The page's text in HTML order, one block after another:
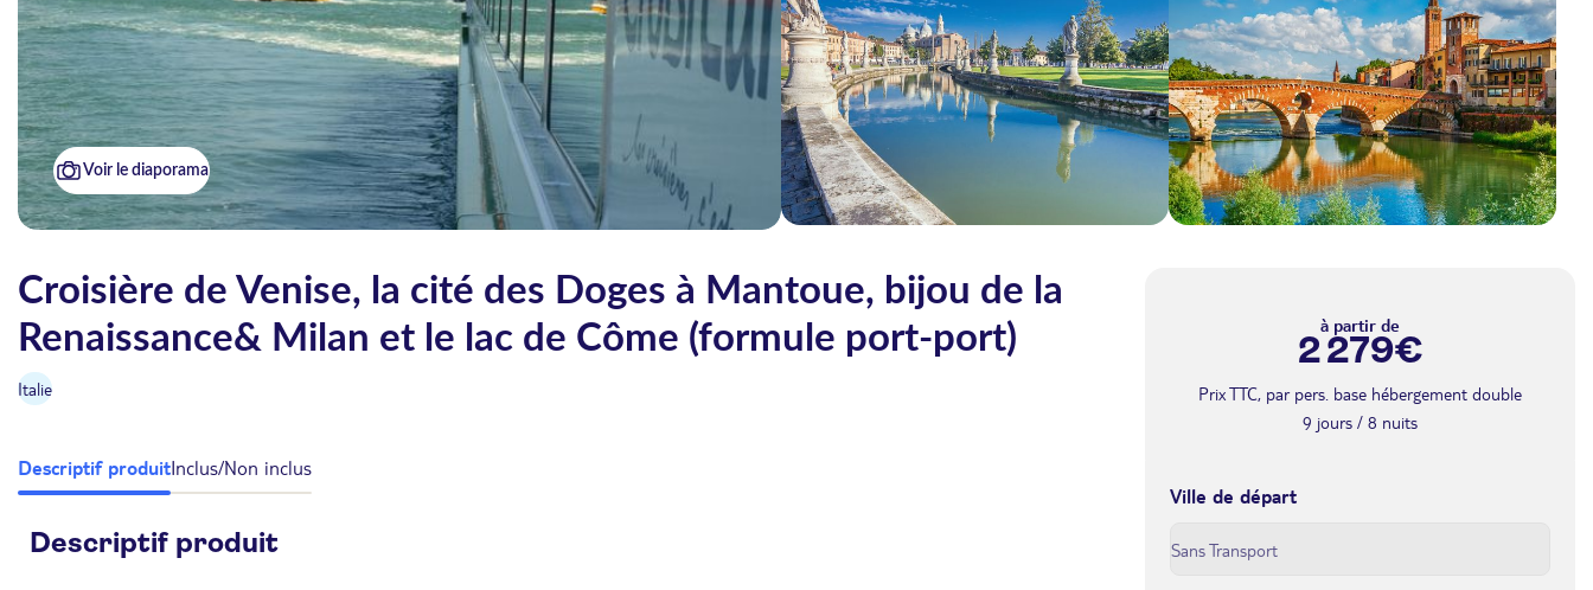
Voir le diaporama
Croisière de Venise, la cité des Doges à Mantoue, bijou de la
Renaissance& Milan et le lac de Côme (formule port-port)
Italie
Descriptif produitInclus/Non inclus
Descriptif produit
à partir de
2 279€
Prix TTC, par pers. base hébergement double
9 jours / 8 nuits
Ville de départ